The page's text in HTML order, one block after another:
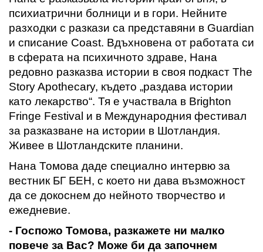
психиатрични болници и в гори. Нейните
разходки с разкази са представяни в Guardian
и списание Coast. Вдъхновена от работата си
в сферата на психичното здраве, Нана
редовно разказва истории в своя подкаст The
Story Apothecary, където „раздава истории
като лекарство“. Тя е участвала в Brighton
Fringe Festival и в Международния фестивал
за разказване на истории в Шотландия.
Живее в Шотландските планини.
Нана Томова даде специално интервю за
вестник БГ БЕН, с което ни дава възможност
да се докоснем до нейното творчество и
ежедневие.
- Госпожо Томова, разкажете ни малко
повече за Вас? Може би да започнем